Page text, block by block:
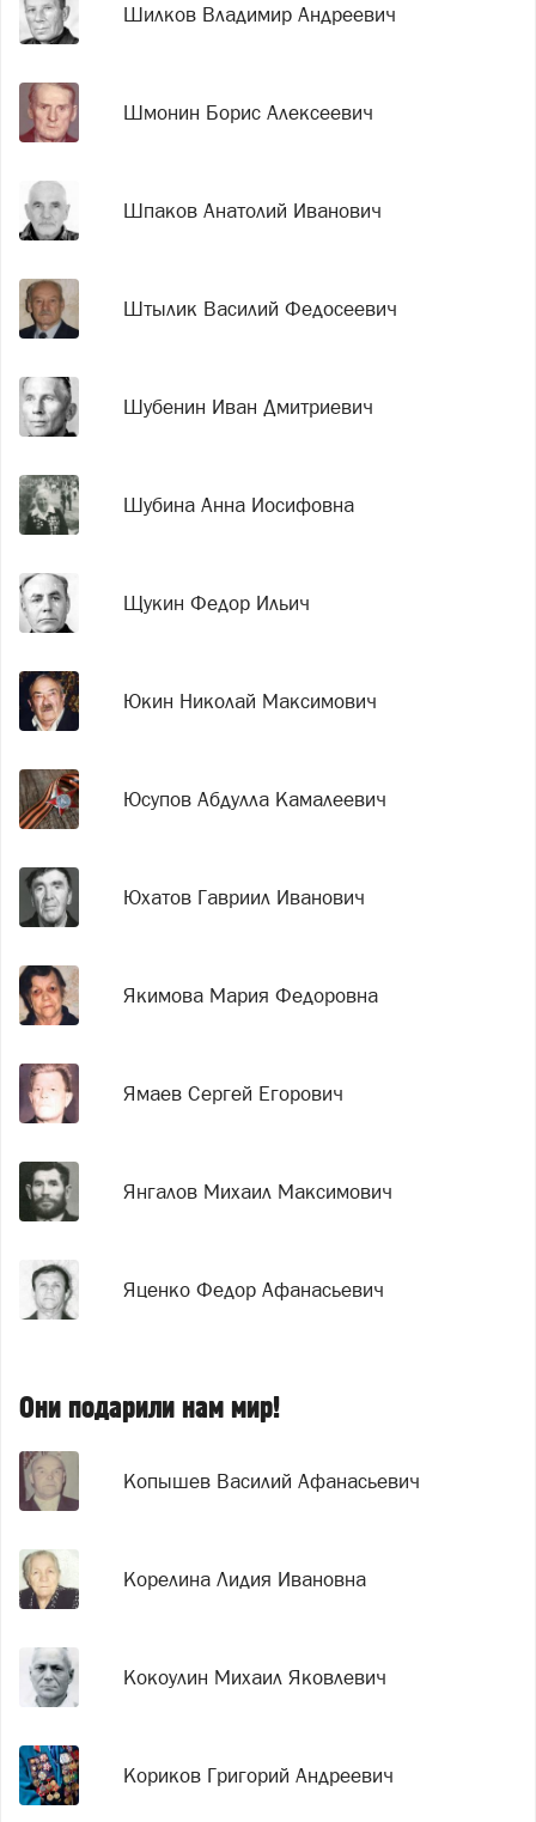
Шилков Владимир Андреевич
Шмонин Борис Алексеевич
Шпаков Анатолий Иванович
Штылик Василий Федосеевич
Шубенин Иван Дмитриевич
Шубина Анна Иосифовна
Щукин Федор Ильич
Юкин Николай Максимович
Юсупов Абдулла Камалеевич
Юхатов Гавриил Иванович
Якимова Мария Федоровна
Ямаев Сергей Егорович
Янгалов Михаил Максимович
Яценко Федор Афанасьевич
Они подарили нам мир!
Копышев Василий Афанасьевич
Корелина Лидия Ивановна
Кокоулин Михаил Яковлевич
Кориков Григорий Андреевич